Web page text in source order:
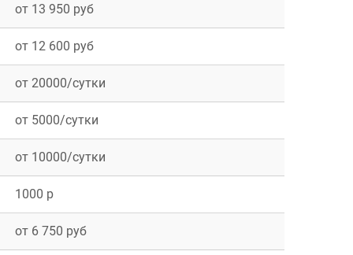
от 13 950 руб
от 12 600 руб
от 20000/сутки
от 5000/сутки
от 10000/сутки
1000 р
от 6 750 руб